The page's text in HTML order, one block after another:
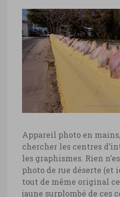
Appareil photo en
chercher les centres
les graphismes. Rien
photo de rue déserte (et
tout de même original
jaune surplombé de ces